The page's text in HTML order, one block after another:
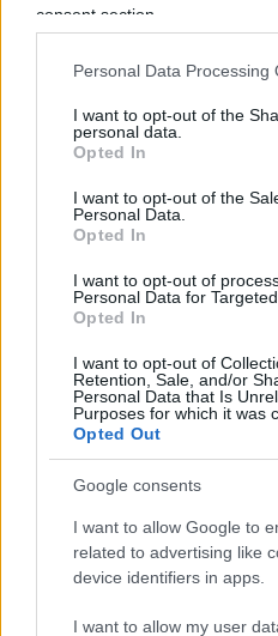
consent section.
Personal Data Processing
I want to opt-out of the
personal data.
Opted In
I want to opt-out of the
Personal Data.
Opted In
I want to opt-out of
Personal Data for
Opted In
I want to opt-out of
Retention, Sale, and/or
Personal Data that Is
Purposes for which it was
Opted Out
Google consents
I want to allow Google to
related to advertising like
device identifiers in apps.
I want to allow my user
Warsh in arrivo
cambierà
diEnrico Foscarini